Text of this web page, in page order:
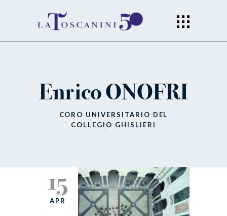
Enrico ONOFRI
CORO UNIVERSITARIO DEL
COLLEGIO GHISLIERI
15
APR